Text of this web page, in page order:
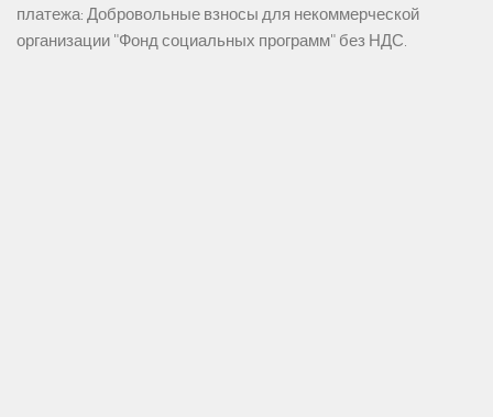
платежа: Добровольные взносы для некоммерческой
организации "Фонд социальных программ" без НДС.